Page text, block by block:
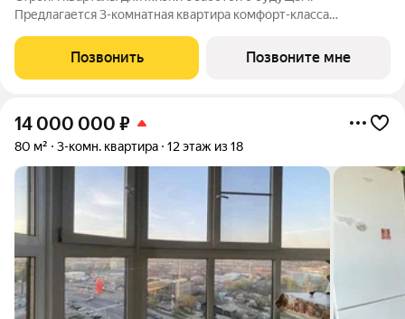
Предлагается 3-комнатная квартира комфорт-класса
этаже, в жилом комплексе "Томилино Парк".Квартира
комплекса на выбор: может быть как с
Позвонить Позвоните мне
14 000 000 ₽
80 м² 3-комн. квартира 12 этаж из 18